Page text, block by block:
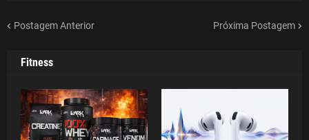
Postagem Anterior Próxima Postagem
Fitness